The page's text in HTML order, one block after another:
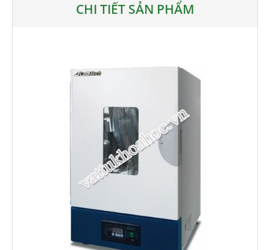
CHI TIẾT SẢN PHẨM